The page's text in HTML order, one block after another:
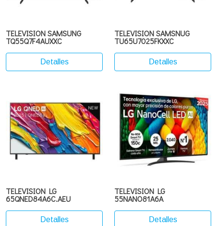
TELEVISION SAMSUNG
TQ55Q7F4AUXXC
Detalles
TELEVISION SAMSNUG
TU65U7025FKXXC
Detalles
TELEVISION LG
65QNED84A6C.AEU
Detalles
TELEVISION LG
55NANO81A6A
Detalles